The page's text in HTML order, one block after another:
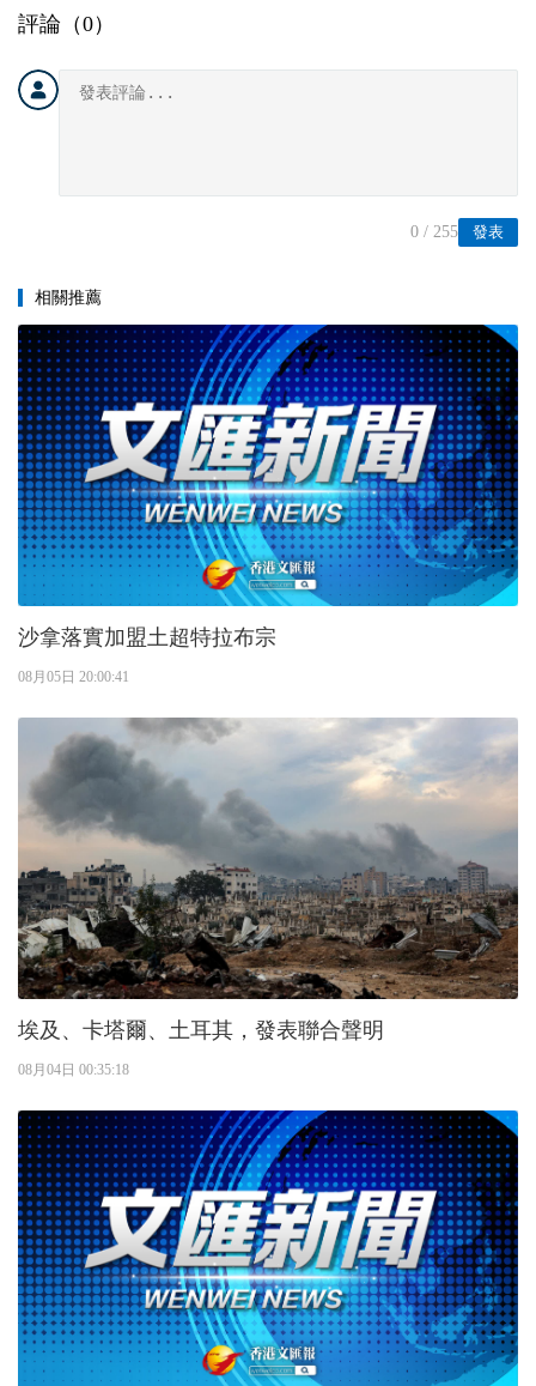
評論（0）
發表
0 / 255
相關推薦
沙拿落實加盟土超特拉布宗
08月05日 20:00:41
埃及、卡塔爾、土耳其，發表聯合聲明
08月04日 00:35:18